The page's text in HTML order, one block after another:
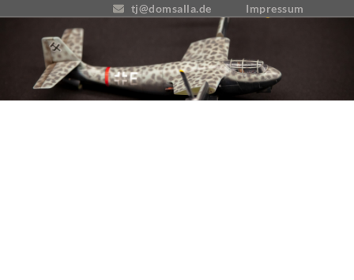
tj@domsalla.de Impressum